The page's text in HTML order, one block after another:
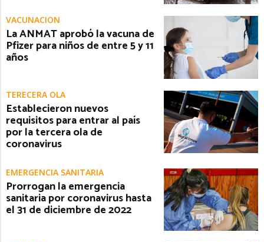
VACUNACIÓN
La ANMAT aprobó la vacuna de
Pfizer para niños de entre 5 y 11
años
TERECERA OLA
Establecieron nuevos
requisitos para entrar al país
por la tercera ola de
coronavirus
EMERGENCIA SANITARIA
Prorrogan la emergencia
sanitaria por coronavirus hasta
el 31 de diciembre de 2022